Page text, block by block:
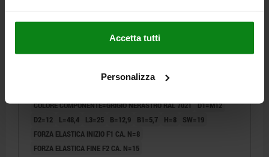
Accetta tutti
Personalizza
CORPO FILETT./DADO/CAP, ACCIAIO INOX LUCIDO,
COMP:POLIPROPILENE GRIGIO NERASTRO RAL7021
DIAMETRO PERNO DI BLOCCAGGIO=5 LUNGHEZZA MANIGLIA=31,1
COLORE COMPONENTE=GRIGIO NERASTRO RAL 7021 D1=M12
D2=12
L=48,4 L3=25 B=12,9 B1=5,7 H=8
SW=19
FORZA ELASTICA INIZIO F1 CA. N=8
FORZA ELASTICA FINE F2 CA. N=15